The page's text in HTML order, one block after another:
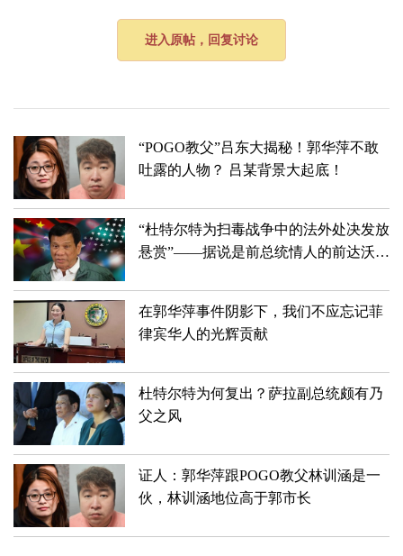
进入原帖，回复讨论
“POGO教父”吕东大揭秘！郭华萍不敢
吐露的人物？ 吕某背景大起底！
“杜特尔特为扫毒战争中的法外处决发放
悬赏”——据说是前总统情人的前达沃高
在郭华萍事件阴影下，我们不应忘记菲
律宾华人的光辉贡献
杜特尔特为何复出？萨拉副总统颇有乃
父之风
证人：郭华萍跟POGO教父林训涵是一
伙，林训涵地位高于郭市长